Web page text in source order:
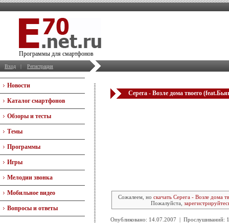
Программы для смартфонов
Вход | Регистрация
Новости
Каталог смартфонов
Обзоры и тесты
Темы
Программы
Игры
Мелодии звонка
Мобильное видео
Вопросы и ответы
Серега - Возле дома твоего
Сожалеем, но скачать Серега - Возле дома
Пожалуйста,
Опубликовано: 14.07.2007 |